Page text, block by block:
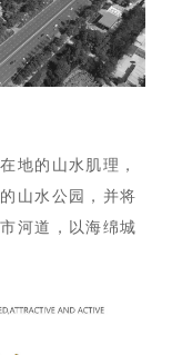
地的山水肌理，
山水公园，并将
河道，以海绵城